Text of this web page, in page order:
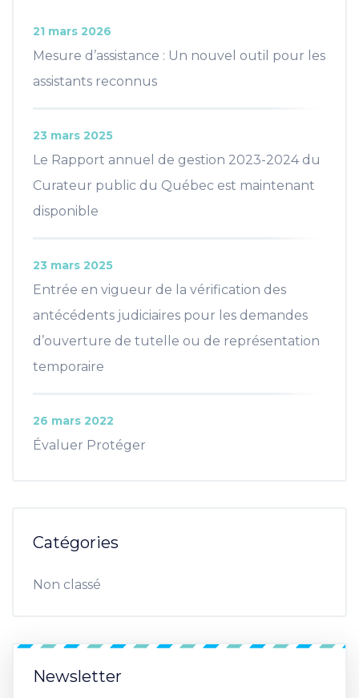
Mesure d’assistance : Un nouvel outil pour les
assistants reconnus
21 mars 2026
Le Rapport annuel de gestion 2023-2024 du
Curateur public du Québec est maintenant
disponible
23 mars 2025
Entrée en vigueur de la vérification des
antécédents judiciaires pour les demandes
d’ouverture de tutelle ou de représentation
temporaire
23 mars 2025
Évaluer Protéger
26 mars 2022
Catégories
Non classé
Newsletter